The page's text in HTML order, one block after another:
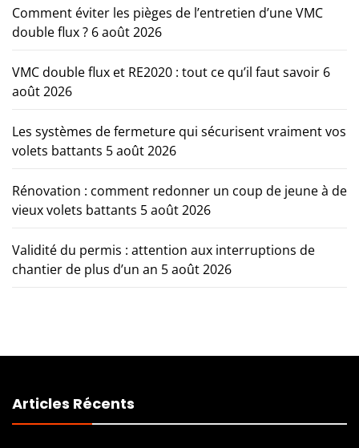
Comment éviter les pièges de l’entretien d’une VMC
double flux ? 6 août 2026
VMC double flux et RE2020 : tout ce qu’il faut savoir 6
août 2026
Les systèmes de fermeture qui sécurisent vraiment vos
volets battants 5 août 2026
Rénovation : comment redonner un coup de jeune à de
vieux volets battants 5 août 2026
Validité du permis : attention aux interruptions de
chantier de plus d’un an 5 août 2026
Articles Récents